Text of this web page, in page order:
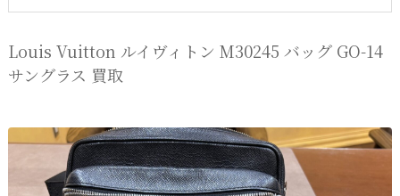
Louis Vuitton ルイヴィトン M30245 バッグ GO-14
サングラス 買取